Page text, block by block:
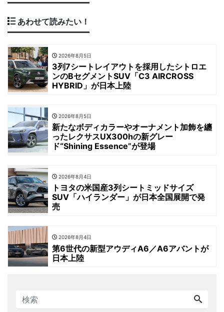
あわせて読みたい！
2026年8月5日
3列7シートレイアウトを採用したシトロエ
ンのBセグメントSUV「C3 AIRCROSS
HYBRID」が日本上陸
2026年8月5日
新たなボディカラーやオーナメント加飾を纏
ったレクサスUX300hの新グレー
ド“Shining Essence”が登場
2026年8月4日
トヨタの米国産3列シートミッドサイズ
SUV「ハイランダー」が日本全国展開で発
売
2026年8月4日
第6世代の新型アウディA6／A6アバントが
日本上陸